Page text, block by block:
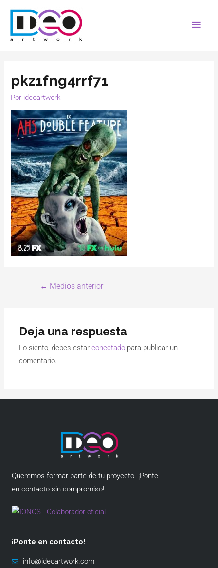
pkz1fng4rrf71
Por ideoartwork
← Medios anterior
Deja una respuesta
Lo siento, debes estarconectado para publicar un
comentario.
Queremos formar parte de tu proyecto. ¡Ponte
en contacto sin compromiso!
¡Ponte en contacto!
info@ideoartwork.com